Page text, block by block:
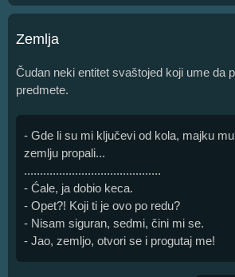
Zemlja
Čudan neki entitet svaštojed koji ume da
predmete.
- Gde li su mi ključevi od kola, majku
zemlju propali...
...........................................
- Ćale, ja dobio keca.
- Opet?! Koji ti je ovo po redu?
- Nisam siguran, sedmi, čini mi se.
- Jao, zemljo, otvori se i progutaj me!